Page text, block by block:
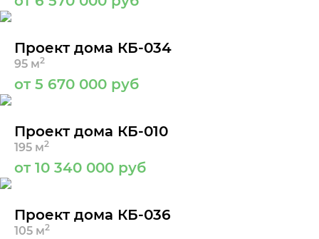
Проект дома КБ-034
95 м2
от 5 670 000 руб
Проект дома КБ-010
195 м2
от 10 340 000 руб
Проект дома КБ-036
105 м2